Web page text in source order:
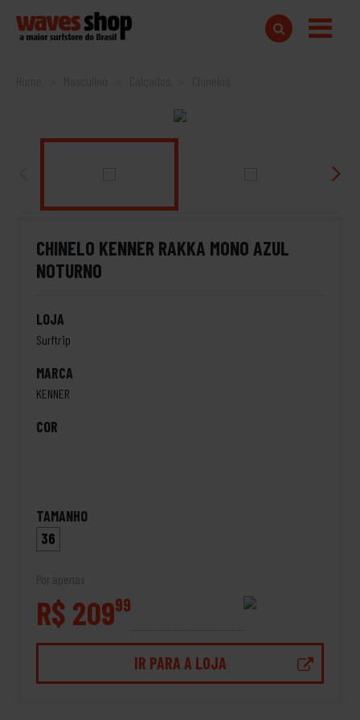
Home
CHINELO KENNER RAKKA MONO AZUL
NOTURNO
LOJA
Surftrip
MARCA
KENNER
COR
TAMANHO
36
Por apenas
R$ 20999
IR PARA A LOJA